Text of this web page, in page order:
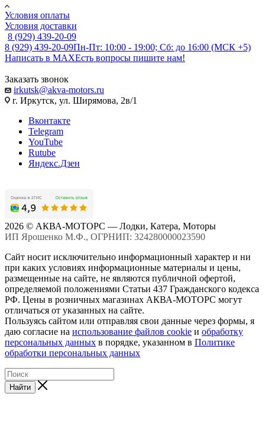
Условия оплаты
Условия доставки
8 (929) 439-20-09
8 (929) 439-20-09Пн-Пт: 10:00 - 19:00; Сб: до 16:00 (МСК +5)
Написать в MAXЕсть вопросы пишите нам!
Заказать звонок
irkutsk@akva-motors.ru
г. Иркутск, ул. Ширямова, 2в/1
Вконтакте
Telegram
YouTube
Rutube
Яндекс.Дзен
2026 © АКВА-МОТОРС — Лодки, Катера, Моторы
ИП Ярошенко М.Ф., ОГРНИП: 324280000023590
Сайт носит исключительно информационный характер и ни
при каких условиях информационные материалы и цены,
размещенные на сайте, не являются публичной офертой,
определяемой положениями Статьи 437 Гражданского кодекса
РФ. Цены в розничных магазинах АКВА-МОТОРС могут
отличаться от указанных на сайте.
Пользуясь сайтом или отправляя свои данные через формы, я
даю согласие на использование файлов cookie и обработку
персональных данных в порядке, указанном в Политике
обработки персональных данных
Найти